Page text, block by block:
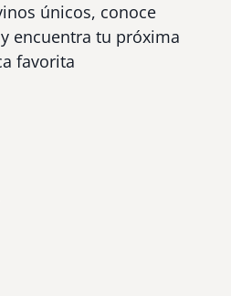
únicos, conoce
encuentra tu próxima
favorita